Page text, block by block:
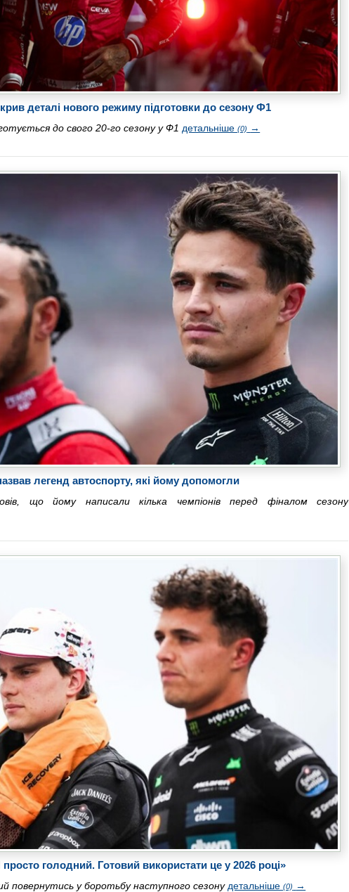
деталі нового режиму підготовки до сезону Ф1
до свого 20-го сезону у Ф1 детальніше(0) →
легенд автоспорту, які йому допомогли
що йому написали кілька чемпіонів перед фіналом сезону
голодний. Готовий використати це у 2026 році»
повернутись у боротьбу наступного сезону детальніше(0) →